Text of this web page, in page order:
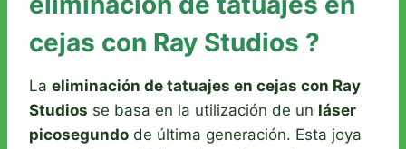
cejas con Ray Studios ?
La eliminación de tatuajes en cejas con Ray
Studios se basa en la utilización de un láser
picosegundo de última generación. Esta joya